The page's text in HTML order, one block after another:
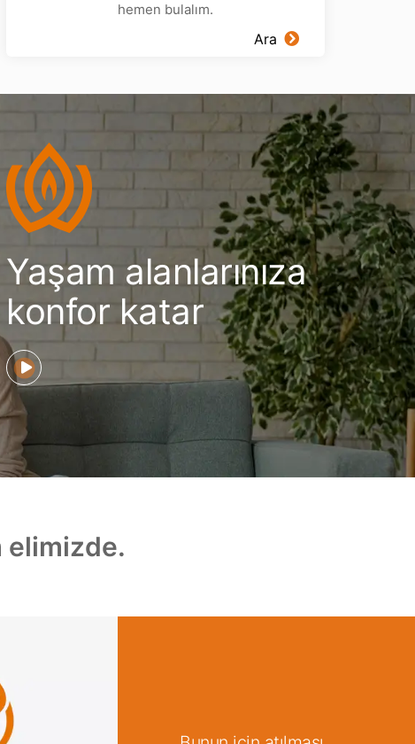
hemen bulalım.
Ara
Yaşam alanlarınıza
konfor katar
elimizde.